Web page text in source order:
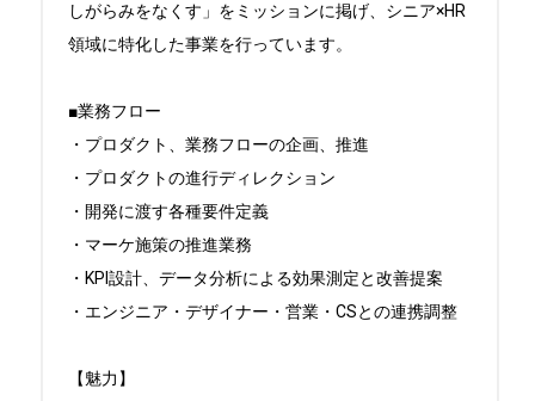
しがらみをなくす」をミッションに掲げ、シニア×HR
領域に特化した事業を行っています。
■業務フロー
・プロダクト、業務フローの企画、推進
・プロダクトの進行ディレクション
・開発に渡す各種要件定義
・マーケ施策の推進業務
・KPI設計、データ分析による効果測定と改善提案
・エンジニア・デザイナー・営業・CSとの連携調整
【魅力】